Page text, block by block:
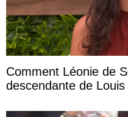
Comment Léonie de
descendante de Louis